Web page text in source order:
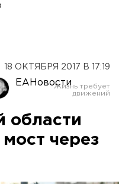
18 ОКТЯБРЯ 2017 В 17:19
ЕАНовости
области
через